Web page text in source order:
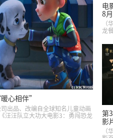
心相伴”
出品、改编自全球知名儿童动画
汪队立大功大电影3：勇闯恐龙
电
8
龙
告
10
点
第
影